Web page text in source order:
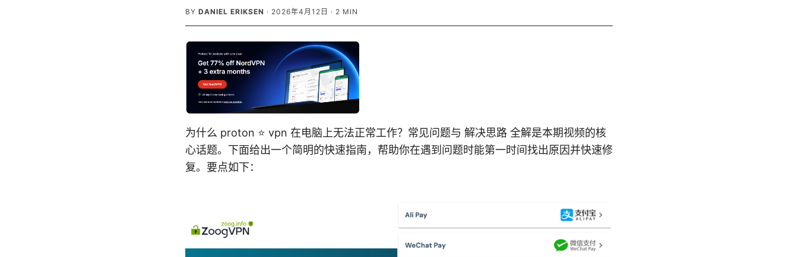
BY DANIEL ERIKSEN · 2026年4月12日 · 2 MIN
为什么 proton ⭐ vpn 在电脑上无法正常工作？常见问题与 解决思路 全解是本期视频的核
心话题。下面给出一个简明的快速指南，帮助你在遇到问题时能第一时间找出原因并快速修
复。要点如下：